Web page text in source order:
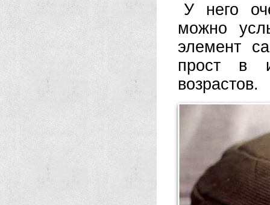
У него
можно
элемент
прост в
возрастов.